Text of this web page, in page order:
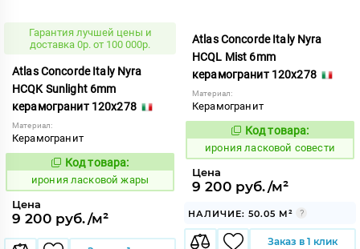
Гарантия лучшей цены и
доставка 0р. от 100 000р.
Atlas Concorde Italy Nyra
HCQK Sunlight 6mm
керамогранит 120x278
Материал:
Керамогранит
1099025
Код товара:
ирония ласковой жары
Цена
9 200 руб./м²
Atlas Concorde Italy Nyra
HCQL Mist 6mm
керамогранит 120x278
Материал:
Керамогранит
1099023
Код товара:
ирония ласковой совести
Цена
9 200 руб./м²
НАЛИЧИЕ: 50.05 М²
Заказ в 1 клик